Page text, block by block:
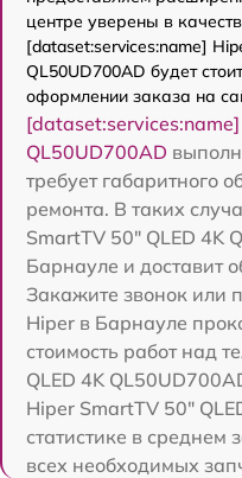
центре уверены в
[dataset:services:name]
QL50UD700AD будет
оформлении заказа на
QL50UD700AD
требует габаритного
ремонта. В таких
SmartTV 50" QLED 4K
Барнауле и доставит
Закажите звонок или
Hiper в Барнауле
стоимость работ над
QLED 4K
Hiper SmartTV 50"
статистике в
всех необходимых